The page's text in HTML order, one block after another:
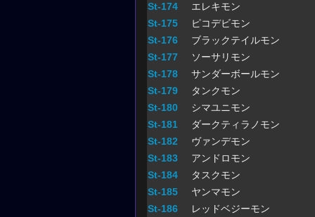
St-174
エレキモン
St-175
ピコデビモン
St-176
ブラックテイルモン
St-177
ソーサリモン
St-178
サンダーボールモン
St-179
タンクモン
St-180
シマユニモン
St-181
ダークティラノモン
St-182
ヴァンデモン
St-183
アンドロモン
St-184
タスクモン
St-185
ヤンマモン
St-186
レッドベジーモン